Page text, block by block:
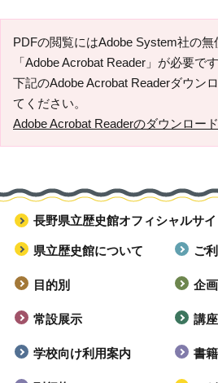
PDFの閲覧にはAdobe System社の
「Adobe Acrobat Reader」が必要です
下記のAdobe Acrobat Readerダウン
てください。
Adobe Acrobat Readerのダウンロー
長野県立歴史館オフィシャルサイ
県立歴史館について ご
目的別 企
常設展示 講
学校向け利用案内 書